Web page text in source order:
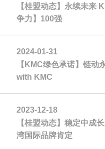
【桂盟动态】永续未来
争力】100强
2024-01-31
【KMC绿色承诺】链动
with KMC
2023-12-18
【桂盟动态】稳定中成
湾国际品牌肯定